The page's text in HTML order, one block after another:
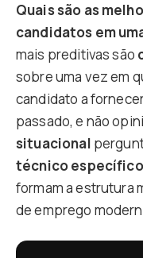
Quais são as
candidatos em
mais preditivas são
sobre uma vez em
candidato a
passado, e não
situacional
técnico
formam a estrutura
de emprego